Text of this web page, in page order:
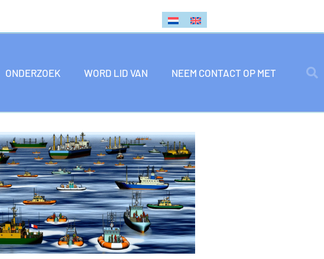
ONDERZOEK WORD LID VAN NEEM CONTACT OP MET